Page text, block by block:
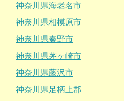
神奈川県海老名市
神奈川県相模原市
神奈川県秦野市
神奈川県茅ヶ崎市
神奈川県藤沢市
神奈川県足柄上郡